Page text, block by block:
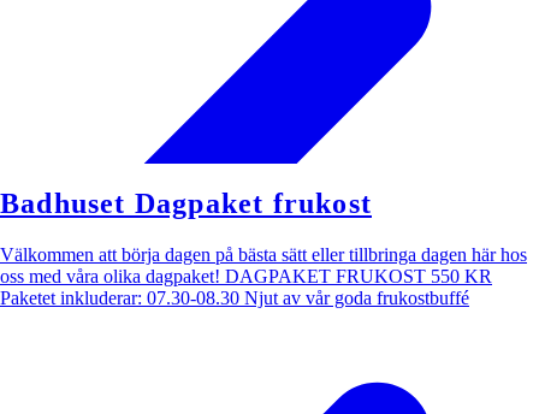
Badhuset Dagpaket frukost
Välkommen att börja dagen på bästa sätt eller tillbringa dagen här hos
oss med våra olika dagpaket! DAGPAKET FRUKOST 550 KR
Paketet inkluderar: 07.30-08.30 Njut av vår goda frukostbuffé